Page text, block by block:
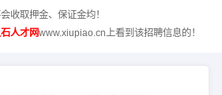
收取押金、保证金均！
人才网www.xiupiao.cn上看到该招聘信息的！